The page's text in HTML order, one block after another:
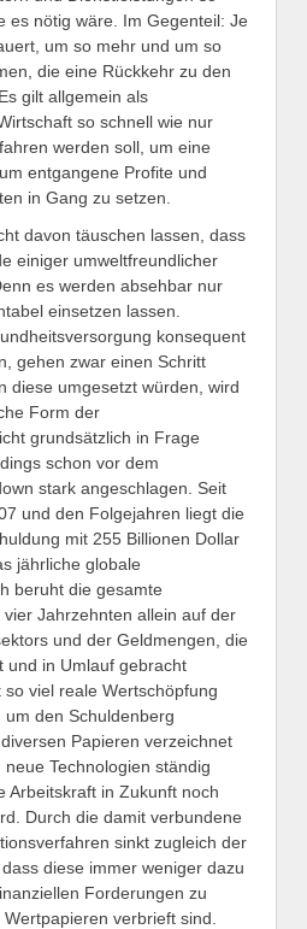
es nötig wäre. Im Gegenteil: Je
um so mehr und um so
die eine Rückkehr zu den
gilt allgemein als
so schnell wie nur
werden soll, um eine
entgangene Profite und
in Gang zu setzen.
davon täuschen lassen, dass
einiger umweltfreundlicher
es werden absehbar nur
einsetzen lassen.
konsequent
gehen zwar einen Schritt
diese umgesetzt würden, wird
Form der
grundsätzlich in Frage
schon vor dem
stark angeschlagen. Seit
und den Folgejahren liegt die
mit 255 Billionen Dollar
jährliche globale
beruht die gesamte
Jahrzehnten allein auf der
und der Geldmengen, die
und in Umlauf gebracht
viel reale Wertschöpfung
den Schuldenberg
Papieren verzeichnet
Technologien ständig
Arbeitskraft in Zukunft noch
Durch die damit verbundene
sinkt zugleich der
diese immer weniger dazu
Forderungen zu
verbrieft sind.